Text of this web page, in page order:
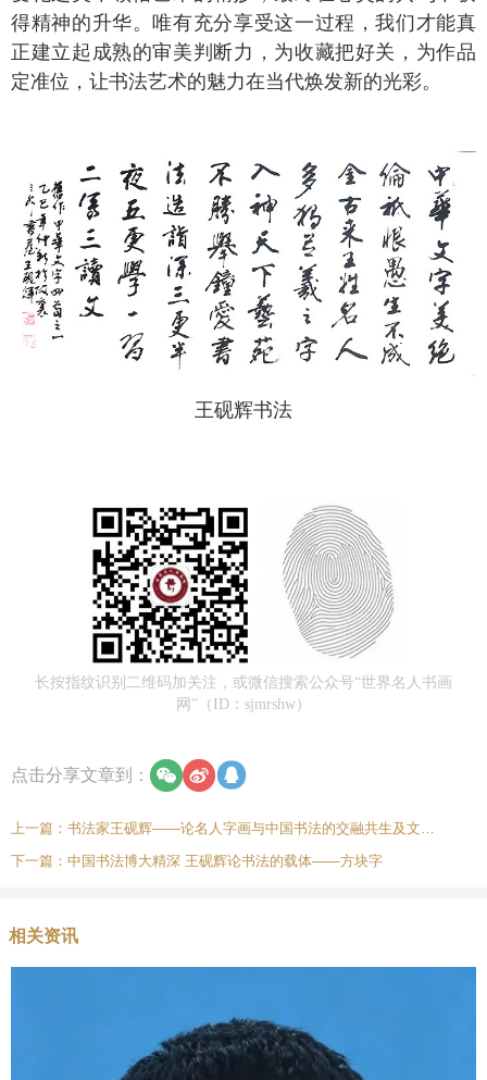
得精神的升华。唯有充分享受这一过程，我们才能真
正建立起成熟的审美判断力，为收藏把好关，为作品
定准位，让书法艺术的魅力在当代焕发新的光彩。
王砚辉书法
长按指纹识别二维码加关注，或微信搜索公众号“世界名人书画
网”（ID：sjmrshw）
点击分享文章到：
上一篇：
下一篇： 中国书法博大精深 王砚辉论书法的载体——方块字
相关资讯